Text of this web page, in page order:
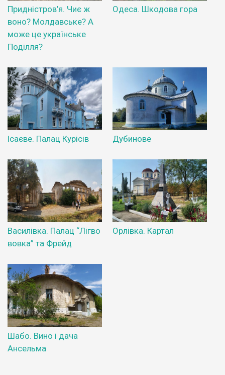
Придністров’я. Чиє ж
воно? Молдавське? А
може це українське
Поділля?
Одеса. Шкодова гора
Ісаєве. Палац Курісів Дубинове
Василівка. Палац “Лігво
вовка” та Фрейд
Орлівка. Картал
Шабо. Вино і дача
Ансельма